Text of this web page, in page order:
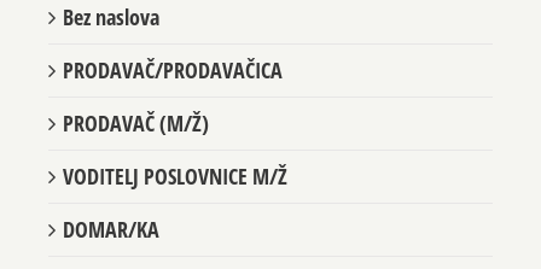
Bez naslova
PRODAVAČ/PRODAVAČICA
PRODAVAČ (M/Ž)
VODITELJ POSLOVNICE M/Ž
DOMAR/KA